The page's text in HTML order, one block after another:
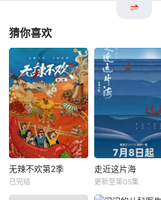
猜你喜欢
无辣不欢第2季
已完结
走近这片海
更新至第05集